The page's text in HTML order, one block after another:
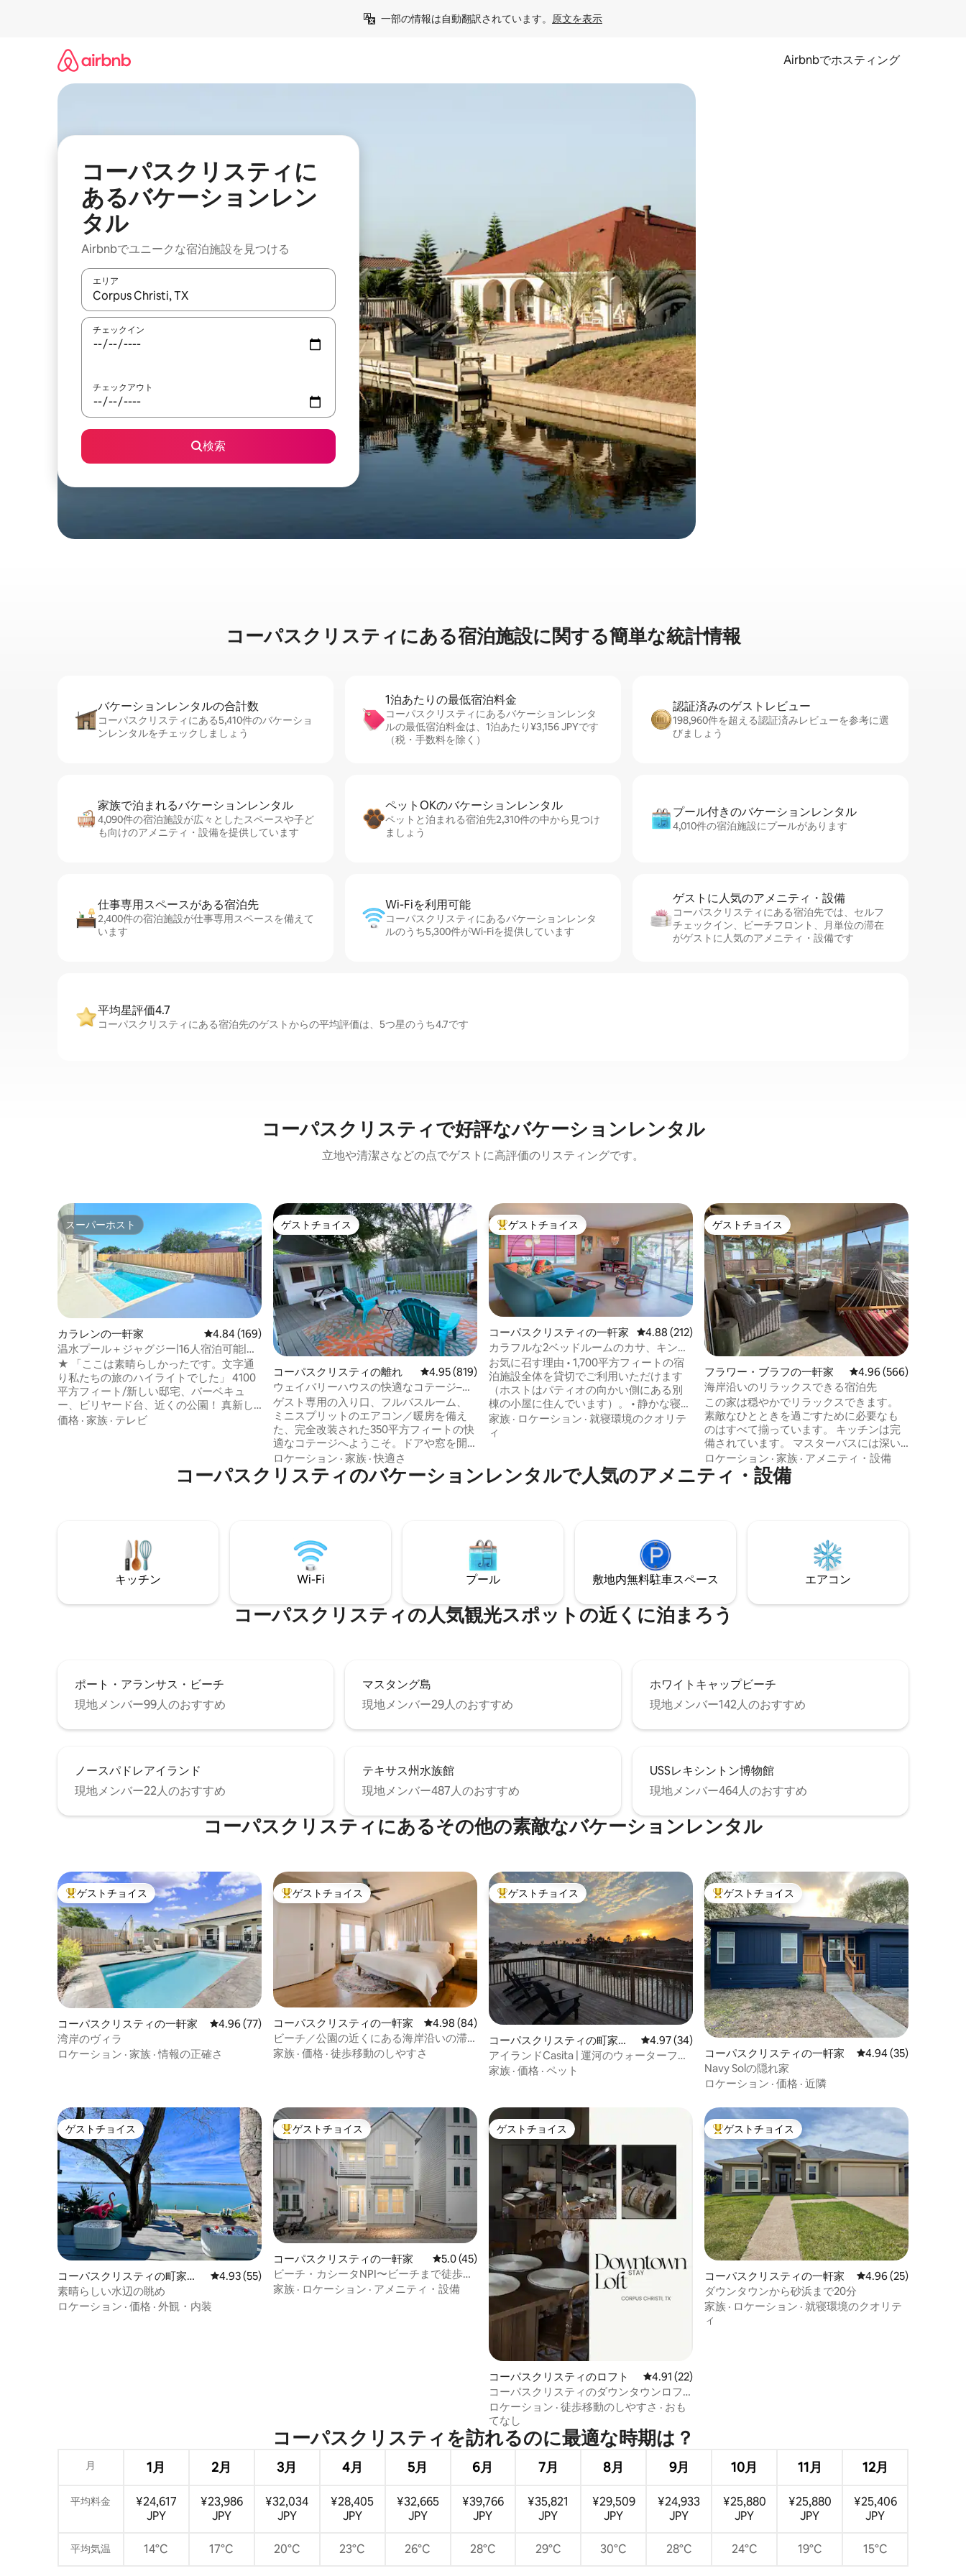
一部の情報は自動翻訳されています。 原文を表示
Airbnbでホスティング
コーパスクリスティに
あるバケーションレン
タル
Airbnbでユニークな宿泊施設を見つける
エリア
検索結果が表示されたら、上下の矢印キーを使って移動するか、画面をタッチまたはスワイプして検索結果を確認することができます。
チェックイン
チェックアウト
検索
コーパスクリスティに⁠あ⁠る宿⁠泊⁠施⁠設⁠に関⁠す⁠る簡⁠単⁠な統⁠計⁠情⁠報
バケーションレ⁠ン⁠タ⁠ル⁠の合⁠計⁠数
コーパスクリスティにある5,410件のバケーショ
ンレンタルをチェックしましょう
1泊あたりの最⁠低⁠宿⁠泊⁠料⁠金
コーパスクリスティにあるバケーションレンタ
ルの最低宿泊料金は、1泊あたり¥3,156 JPYです
（税・手数料を除く）
認証済みのゲ⁠ス⁠ト⁠レ⁠ビ⁠ュ⁠ー
198,960件を超える認証済みレビューを参考に選
びましょう
家族で泊まれるバ⁠ケ⁠ー⁠シ⁠ョ⁠ンレ⁠ン⁠タ⁠ル
4,090件の宿泊施設が広々としたスペースや子ど
も向けのアメニティ・設備を提供しています
ペットOKのバ⁠ケ⁠ー⁠シ⁠ョ⁠ンレ⁠ン⁠タ⁠ル
ペットと泊まれる宿泊先2,310件の中から見つけ
ましょう
プール付きのバ⁠ケ⁠ー⁠シ⁠ョ⁠ンレ⁠ン⁠タ⁠ル
4,010件の宿泊施設にプールがあります
仕事専用ス⁠ペ⁠ー⁠スがあ⁠る宿⁠泊⁠先
2,400件の宿泊施設が仕事専用スペースを備えて
います
Wi-Fiを利⁠用⁠可⁠能
コーパスクリスティにあるバケーションレンタ
ルのうち5,300件がWi-Fiを提供しています
ゲストに人⁠気⁠のア⁠メ⁠ニ⁠テ⁠ィ・設⁠備
コーパスクリスティにある宿泊先では、セ⁠ル⁠フ
チ⁠ェ⁠ッ⁠ク⁠イ⁠ン、ビーチフロント、月単位の滞在
がゲストに人気のアメニティ・設備です
平均星評価4.7
コーパスクリスティにある宿泊先のゲストからの平均評価は、5つ星のうち4.7です
コーパスクリスティで好評なバケーションレンタル
立地や清潔さなどの点でゲストに高評価のリスティングです。
スーパーホスト
スーパーホスト
カラレンの一軒家 レビュー169件、5つ星中4.84つ星の平均評価
4.84 (169)
温水プール＋ジャグジー|16人宿泊可能|寝
室5室
★ 「ここは素晴らしかったです。文字通
り私たちの旅のハイライトでした」 4100
平方フィート/新しい邸宅、バーベキュ
ー、ビリヤード台、近くの公園！ 真新し
いプールとホットタブを☞お楽しみくだ
ベッドと浴槽付きマスタースイート ☞ 駐
分→+ DTコーパスクリスティ（カフェ、ダ
イニング、ショッピング）
価格 · 家族 · テレビ
ゲストチョイス
ゲストチョイス
コーパスクリスティの離れ レビュー819件、5つ星中4.95つ星の平均評価
4.95 (819)
ウェイバリーハウスの快適なコテージ–の
んびりと楽しむ滞在
ゲスト専用の入り口、フルバスルーム、
ミニスプリットのエアコン／暖房を備え
た、完全改装された350平方フィートの快
適なコテージへようこそ。ドアや窓を開
けたままにしておくと、湿気のために凍
結する場合がありますのでご注意くださ
い。 屋内または、完全にフェンスで囲ま
で15分、ポート・アランサスのビーチまで
25マイル、USSレキシントン、テキサス州
立水族館、地元の人気スポットの近くで
ロケーション · 家族 ·快適さ
大好評のゲストチョイスです。
ゲストチョイス
コーパスクリスティの一軒家 レビュー212件、5つ星中4.88つ星の平均評価
4.88 (212)
カラフルな2ベッドルームのカサ、キング
サイズベッドとピアノ、ビーチまで20m
お気に召す理由 • 1,700平方フィートの宿
泊施設全体を貸切でご利用いただけます
（ホストはパティオの向かい側にある別
棟の小屋に住んでいます）。 • 静かな寝室
2部屋に、キングサイズベッド1台と快適な
クイーンサイズベッド1台が備わっていま
ンの楽しいスポットまで7分。 • パティ
オ、ハンモック、ガスバーベキュー、景
のためのベビーグランドピアノ。
家族 · ロケーション · 就寝環境のクオリテ
ィ
ゲストチョイス
ゲストチョイス
フラワー・ブラフの一軒家 レビュー566件、5つ星
4.96 (566)
海岸沿いのリラックスできる宿泊先
この家は穏やかでリラックスできます。
素敵なひとときを過ごすために必要なも
のはすべて揃っています。 キッチンは完
備されています。 マスターバスには深い
浴槽があります。 裏のテラスと網戸付き
のポーチには朝日が当たり、素晴らしい
ハンモックがあります。 前庭は完全にフ
は、個人的なボートを停めたり、カニを
捕まえて運試しをするのに最適です。 こ
の場所を、ゲストの方々にとって第二の
家にしたいと思っています。 許可番号
ロケーション · 家族 · アメニティ・設備
コーパスクリスティのバケーションレンタルで人気のアメニティ・設備
キッチン Wi-Fi プール 敷地内無料駐⁠車ス⁠ペ⁠ー⁠ス エアコン
コーパスクリスティの人気観光スポットの近くに泊まろう
ポート・アランサス・ビーチ
現地メンバー99人のおすすめ
マスタング島
現地メンバー29人のおすすめ
ホワイトキャップビーチ
現地メンバー142人のおすすめ
ノースパドレアイランド
現地メンバー22人のおすすめ
テキサス州水族館
現地メンバー487人のおすすめ
USSレキシントン博物館
現地メンバー464人のおすすめ
コーパスクリスティにあるその他の素敵なバケーションレンタル
大好評のゲストチョイスです。
ゲストチョイス
コーパスクリスティの一軒家 レビュー77件、5つ星中4.96つ星の平均評価
4.96 (77)
湾岸のヴィラ
ロケーション · 家族 ·情報の正確さ
大好評のゲストチョイスです。
ゲストチョイス
コーパスクリスティの一軒家 レビュー84件、5つ星中4.98つ星の平均評価
4.98 (84)
ビーチ／公園の近くにある海岸沿いの滞
在先＋キングサイズベッドとコーヒーバ
家族 · 価格 · 徒歩移動のしやすさ
大好評のゲストチョイスです。
ゲストチョイス
コーパスクリスティの町家・
長屋
レビュー34件、5つ星中4.97つ星の平均評価
4.97 (34)
アイランドCasita | 運河のウォーターフロ
ント、夕日、釣り
家族 · 価格 · ペット
大好評のゲストチョイスです。
ゲストチョイス
コーパスクリスティの一軒家 レビュー35件、5つ星
4.94 (35)
Navy Solの隠れ家
ロケーション · 価格 · 近隣
ゲストチョイス
ゲストチョイス
コーパスクリスティの町家・
長屋
レビュー55件、5つ星中4.93つ星の平均評価
4.93 (55)
素晴らしい水辺の眺め
ロケーション · 価格 · 外観・内装
大好評のゲストチョイスです。
ゲストチョイス
コーパスクリスティの一軒家 レビュー45件、5つ星中5.0つ星の平均評価
5.0 (45)
ビーチ・カシータNPI〜ビーチまで徒歩〜
運河アクセス〜プール
家族 · ロケーション · アメニティ・設備
ゲストチョイス
ゲストチョイス
コーパスクリスティのロフト レビュー22件、5つ星中4.91つ星の平均評価
4.91 (22)
コーパスクリスティのダウンタウンロフ
ト - キングサイズベッド
ロケーション · 徒歩移動のしやすさ · おも
てなし
大好評のゲストチョイスです。
ゲストチョイス
コーパスクリスティの一軒家 レビュー25件、5つ星
4.96 (25)
ダウンタウンから砂浜まで20分
家族 · ロケーション · 就寝環境のクオリテ
ィ
コーパスクリスティを訪⁠れ⁠るの⁠に最⁠適⁠な時⁠期⁠は⁠？
月 1月 2月 3月 4月 5月 6月 7月 8月 9月 10月 11月 12月
平均料金
¥24,617
JPY
¥23,986
JPY
¥32,034
JPY
¥28,405
JPY
¥32,665
JPY
¥39,766
JPY
¥35,821
JPY
¥29,509
JPY
¥24,933
JPY
¥25,880
JPY
¥25,880
JPY
¥25,406
JPY
平均気温 14°C 17°C 20°C 23°C 26°C 28°C 29°C 30°C 28°C 24°C 19°C 15°C